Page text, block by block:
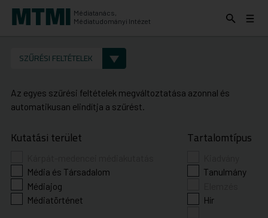
Médiatanács,
Médiatudományi Intézet
KERESÉS AZ INTÉZET ANYAGAI KÖZÖTT
Keresés
indítása
Keresés
Menü
SZŰRÉSI FELTÉTELEK
Az egyes szűrési feltételek megváltoztatása azonnal és
automatikusan elindítja a szűrést.
Kutatási terület
Média és Társadalom
Médiajog
Médiatörténet
Tartalomtípus
Tanulmány
Hír